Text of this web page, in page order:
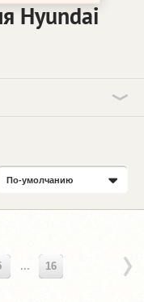
Hyundai
По-умолчанию
... 16